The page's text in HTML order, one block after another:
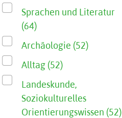
Sprachen und Literatur
(64)
Archäologie (52)
Alltag (52)
Landeskunde,
Soziokulturelles
Orientierungswissen (52)